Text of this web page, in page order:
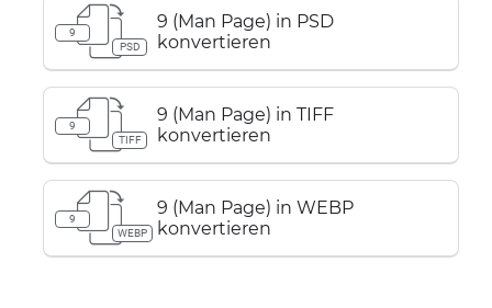
9
PSD
9 (Man Page) in PSD
konvertieren
9
TIFF
9 (Man Page) in TIFF
konvertieren
9
WEBP
9 (Man Page) in WEBP
konvertieren